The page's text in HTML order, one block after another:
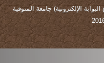
الإلكترونية) جامعة المنوفية